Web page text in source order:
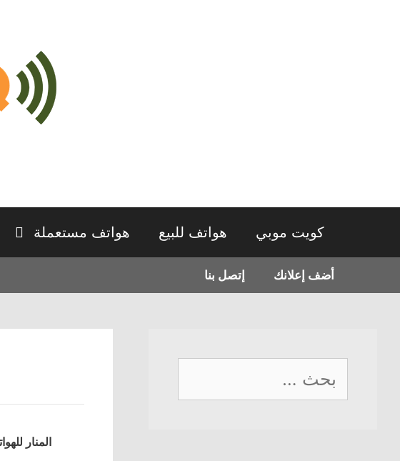
كويت موبي هواتف للبيع هواتف مستعملة
أضف إعلانك إتصل بنا
المنار
البحث
عن: